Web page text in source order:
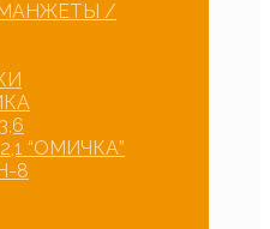
/
“ОМИЧКА”
8